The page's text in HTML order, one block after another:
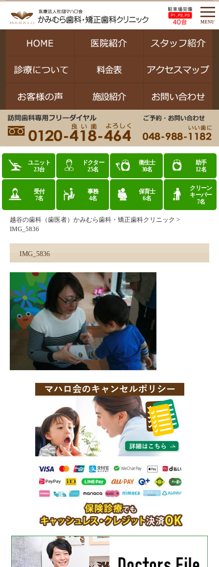
MENU
ユニット
23台
ドクター
25名
衛生士
30名
助手
12名
受付
7名
事務
4名
保育士
6名
クリーン
キーパー
7名
越谷の歯科（歯医者）かみむら歯科・矯正歯科クリニック >
IMG_5836
IMG_5836